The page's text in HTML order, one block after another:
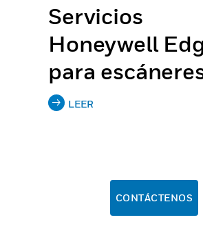
Servicios
Honeywell
para
LEER
CONTÁCTENOS